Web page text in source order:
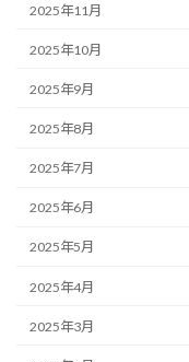
2025年11月
2025年10月
2025年9月
2025年8月
2025年7月
2025年6月
2025年5月
2025年4月
2025年3月